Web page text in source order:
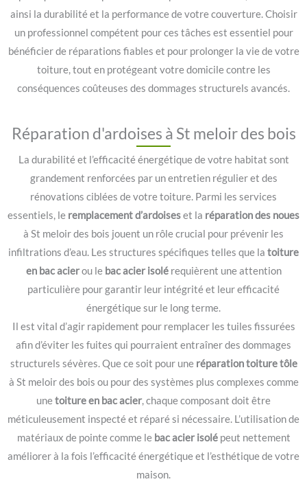
ainsi la durabilité et la performance de votre couverture. Choisir
un professionnel compétent pour ces tâches est essentiel pour
bénéficier de réparations fiables et pour prolonger la vie de votre
toiture, tout en protégeant votre domicile contre les
conséquences coûteuses des dommages structurels avancés.
Réparation d'ardoises à St meloir des bois
La durabilité et l’efficacité énergétique de votre habitat sont
grandement renforcées par un entretien régulier et des
rénovations ciblées de votre toiture. Parmi les services
essentiels, le remplacement d’ardoiseset la réparation des noues
à St meloir des bois jouent un rôle crucial pour prévenir les
infiltrations d’eau. Les structures spécifiques telles que la toiture
en bac acierou le bac acier isolérequièrent une attention
particulière pour garantir leur intégrité et leur efficacité
énergétique sur le long terme.
Il est vital d’agir rapidement pour remplacer les tuiles fissurées
afin d’éviter les fuites qui pourraient entraîner des dommages
structurels sévères. Que ce soit pour une réparation toiture tôle
à St meloir des bois ou pour des systèmes plus complexes comme
unetoiture en bac acier, chaque composant doit être
méticuleusement inspecté et réparé si nécessaire. L’utilisation de
matériaux de pointe comme le bac acier isolépeut nettement
améliorer à la fois l’efficacité énergétique et l’esthétique de votre
maison.